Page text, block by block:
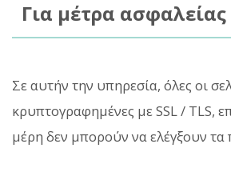
Για μέτρα ασφαλείας
Σε αυτήν την υπηρεσία, όλες οι
κρυπτογραφημένες με SSL / TLS,
μέρη δεν μπορούν να ελέγξουν τα